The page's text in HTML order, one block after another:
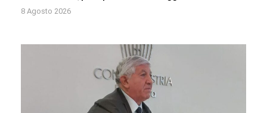
8 Agosto 2026